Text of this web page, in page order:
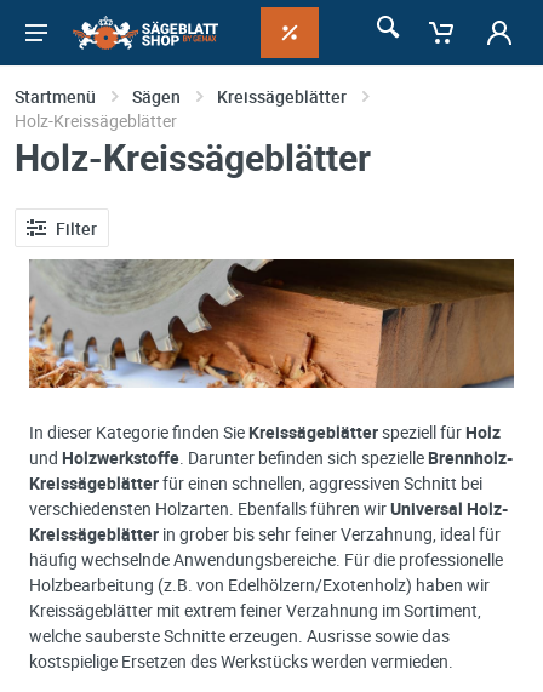
Startmenü Sägen
Kreissägeblätter
Holz-Kreissägeblätter
Holz-Kreissägeblätter
Filter
In dieser Kategorie finden Sie Kreissägeblätterspeziell für Holz
und Holzwerkstoffe . Darunter befinden sich spezielle Brennholz-
Kreissägeblätterfür einen schnellen, aggressiven Schnitt bei
verschiedensten Holzarten. Ebenfalls führen wirUniversal Holz-
Kreissägeblätter in grober bis sehr feiner Verzahnung, ideal für
häufig wechselnde Anwendungsbereiche. Für die professionelle
Holzbearbeitung (z.B. von Edelhölzern/Exotenholz) haben wir
Kreissägeblätter mit extrem feiner Verzahnung im Sortiment,
welche sauberste Schnitte erzeugen. Ausrisse sowie das
kostspielige Ersetzen des Werkstücks werden vermieden.